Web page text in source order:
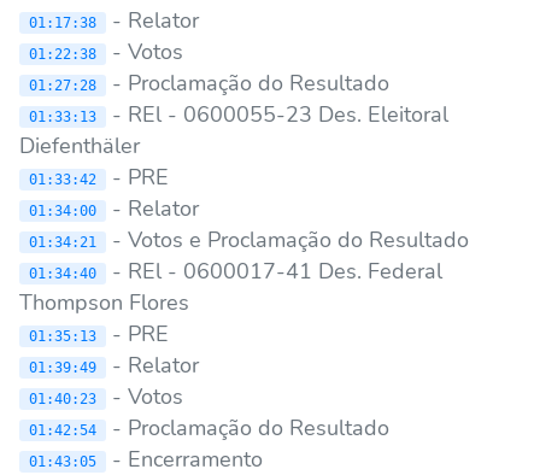
01:17:38 - Relator
01:22:38 - Votos
01:27:28 - Proclamação do Resultado
01:33:13
- REl - 0600055-23 Des. Eleitoral
Diefenthäler
01:33:42 - PRE
01:34:00 - Relator
01:34:21 - Votos e Proclamação do Resultado
01:34:40
- REl - 0600017-41 Des. Federal
Thompson Flores
01:35:13 - PRE
01:39:49 - Relator
01:40:23 - Votos
01:42:54 - Proclamação do Resultado
01:43:05 - Encerramento